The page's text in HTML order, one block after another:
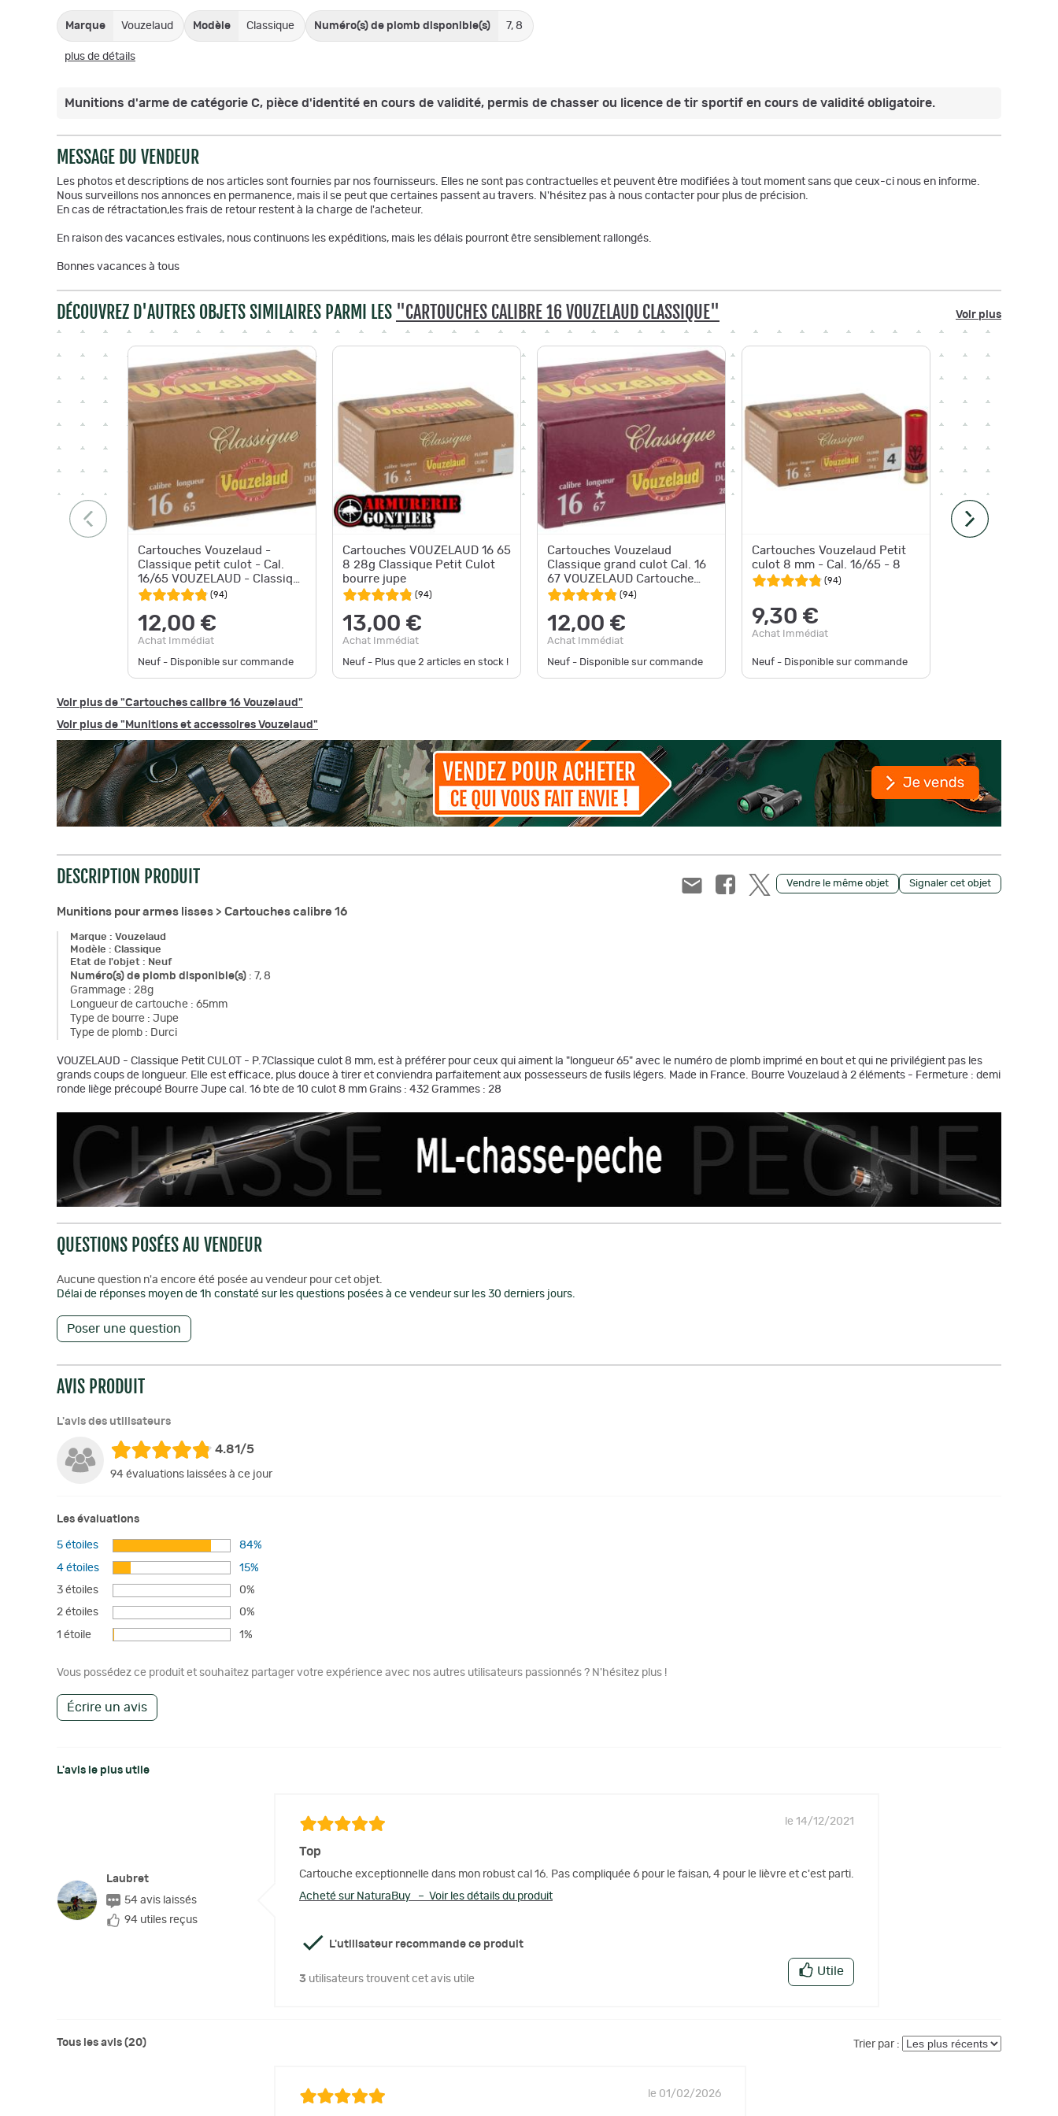
Marque Vouzelaud Modèle Classique Numéro(s) de plomb disponible(s) 7, 8
plus de détails
Munitions d'arme de catégorie C, pièce d'identité en cours de validité, permis de chasser ou licence de tir sportif en cours de validité obligatoire.
MESSAGE DU VENDEUR
Les photos et descriptions de nos articles sont fournies par nos fournisseurs. Elles ne sont pas contractuelles et peuvent être modifiées à tout moment sans que ceux-ci nous en informe.
Nous surveillons nos annonces en permanence, mais il se peut que certaines passent au travers. N'hésitez pas à nous contacter pour plus de précision.
En cas de rétractation,les frais de retour restent à la charge de l'acheteur.
En raison des vacances estivales, nous continuons les expéditions, mais les délais pourront être sensiblement rallongés.
Bonnes vacances à tous
DÉCOUVREZ D'AUTRES OBJETS SIMILAIRES PARMI LES "CARTOUCHES CALIBRE 16 VOUZELAUD CLASSIQUE" Voir plus
Cartouches Vouzelaud -
Classique petit culot - Cal.
16/65 VOUZELAUD - Classique
Petit CULOT - P.6
(94)
12,00 €
Achat Immédiat
Neuf - Disponible sur commande
Cartouches VOUZELAUD 16 65
8 28g Classique Petit Culot
bourre jupe
(94)
13,00 €
Achat Immédiat
Neuf - Plus que 2 articles en stock !
Cartouches Vouzelaud
Classique grand culot Cal. 16
67 VOUZELAUD Cartouche
chasse Grand CULOT
(94)
12,00 €
Achat Immédiat
Neuf - Disponible sur commande
Cartouches Vouzelaud Petit
culot 8 mm - Cal. 16/65 - 8
(94)
9,30 €
Achat Immédiat
Neuf - Disponible sur commande
Voir plus de "Cartouches calibre 16 Vouzelaud"
Voir plus de "Munitions et accessoires Vouzelaud"
Vendre le même objet Signaler cet objet
DESCRIPTION PRODUIT
Munitions pour armes lisses > Cartouches calibre 16
Marque : Vouzelaud
Modèle : Classique
Etat de l'objet : Neuf
Numéro(s) de plomb disponible(s) : 7, 8
Grammage : 28g
Longueur de cartouche : 65mm
Type de bourre : Jupe
Type de plomb : Durci
VOUZELAUD - Classique Petit CULOT - P.7Classique culot 8 mm, est à préférer pour ceux qui aiment la "longueur 65" avec le numéro de plomb imprimé en bout et qui ne privilégient pas les
grands coups de longueur. Elle est efficace, plus douce à tirer et conviendra parfaitement aux possesseurs de fusils légers. Made in France. Bourre Vouzelaud à 2 éléments - Fermeture : demi
ronde liège précoupé Bourre Jupe cal. 16 bte de 10 culot 8 mm Grains : 432 Grammes : 28
QUESTIONS POSÉES AU VENDEUR
Aucune question n'a encore été posée au vendeur pour cet objet.
Délai de réponses moyen de 1h constaté sur les questions posées à ce vendeur sur les 30 derniers jours.
Poser une question
AVIS PRODUIT
L'avis des utilisateurs
4.81/5
94 évaluations laissées à ce jour
Les évaluations
5 étoiles 84%
4 étoiles 15%
3 étoiles 0%
2 étoiles 0%
1 étoile 1%
Vous possédez ce produit et souhaitez partager votre expérience avec nos autres utilisateurs passionnés ? N'hésitez plus !
Écrire un avis
L'avis le plus utile
Laubret
54 avis laissés
94 utiles reçus
le 14/12/2021
Top
Cartouche exceptionnelle dans mon robust cal 16. Pas compliquée 6 pour le faisan, 4 pour le lièvre et c'est parti.
Acheté sur NaturaBuy – Voir les détails du produit
L'utilisateur recommande ce produit
3 utilisateurs trouvent cet avis utile
Utile
Trier par :
Tous les avis (20)
le 01/02/2026